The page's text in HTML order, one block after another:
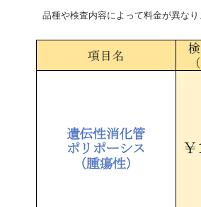
品種や検査内容によって料金が異な